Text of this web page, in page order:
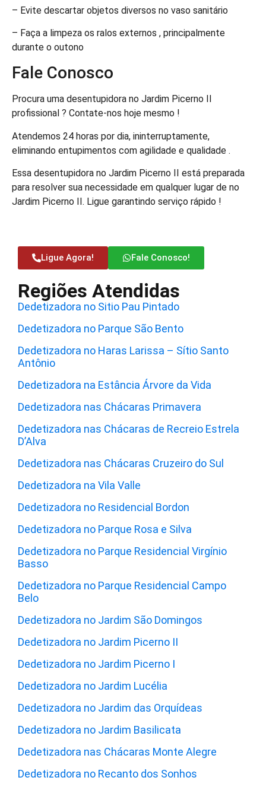
– Evite descartar objetos diversos no vaso sanitário
– Faça a limpeza os ralos externos , principalmente
durante o outono
Fale Conosco
Procura uma desentupidora no Jardim Picerno II
profissional ? Contate-nos hoje mesmo !
Atendemos 24 horas por dia, ininterruptamente,
eliminando entupimentos com agilidade e qualidade .
Essa desentupidora no Jardim Picerno II está preparada
para resolver sua necessidade em qualquer lugar de no
Jardim Picerno II. Ligue garantindo serviço rápido !
Ligue Agora! Fale Conosco!
Regiões Atendidas
Dedetizadora no Sitio Pau Pintado
Dedetizadora no Parque São Bento
Dedetizadora no Haras Larissa – Sítio Santo
Antônio
Dedetizadora na Estância Árvore da Vida
Dedetizadora nas Chácaras Primavera
Dedetizadora nas Chácaras de Recreio Estrela
D’Alva
Dedetizadora nas Chácaras Cruzeiro do Sul
Dedetizadora na Vila Valle
Dedetizadora no Residencial Bordon
Dedetizadora no Parque Rosa e Silva
Dedetizadora no Parque Residencial Virgínio
Basso
Dedetizadora no Parque Residencial Campo
Belo
Dedetizadora no Jardim São Domingos
Dedetizadora no Jardim Picerno II
Dedetizadora no Jardim Picerno I
Dedetizadora no Jardim Lucélia
Dedetizadora no Jardim das Orquídeas
Dedetizadora no Jardim Basilicata
Dedetizadora nas Chácaras Monte Alegre
Dedetizadora no Recanto dos Sonhos